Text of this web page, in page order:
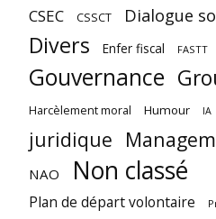
CSEC CSSCT Dialogue
Divers Enfer fiscal FASTT
Gouvernance
Harcèlement moral Humour IA
juridique
NAO Non classé
Plan de départ volontaire